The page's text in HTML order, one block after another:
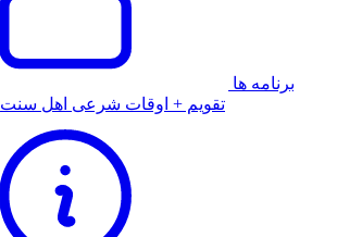
برنامه ها
تقویم + اوقات شرعی اهل سنت